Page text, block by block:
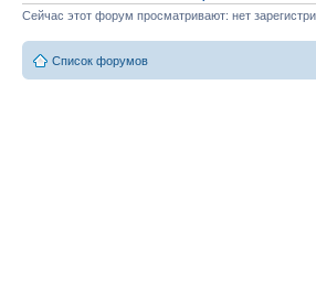
Сейчас этот форум просматривают: нет
Список форумов